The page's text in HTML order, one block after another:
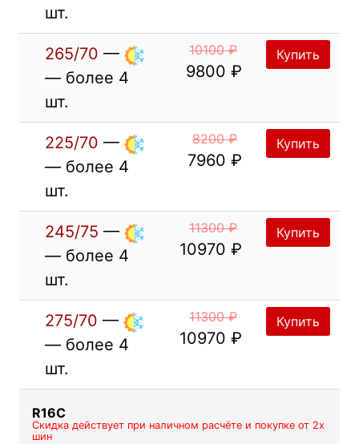
шт.
265/70 —
— более 4
шт.
10100 ₽
9800 ₽
Купить
225/70 —
— более 4
шт.
8200 ₽
7960 ₽
Купить
245/75 —
— более 4
шт.
11300 ₽
10970 ₽
Купить
275/70 —
— более 4
шт.
11300 ₽
10970 ₽
Купить
R16C
Скидка действует при наличном расчёте и покупке от 2х
шин